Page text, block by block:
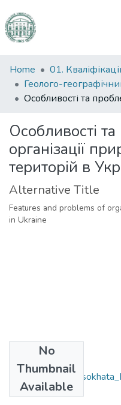
Communities
&
Collections
Statistics
Home
Особливості
організації
територій в
Alternative Title
Features and problems of
in Ukraine
No
Thumbnail
Available
KB)